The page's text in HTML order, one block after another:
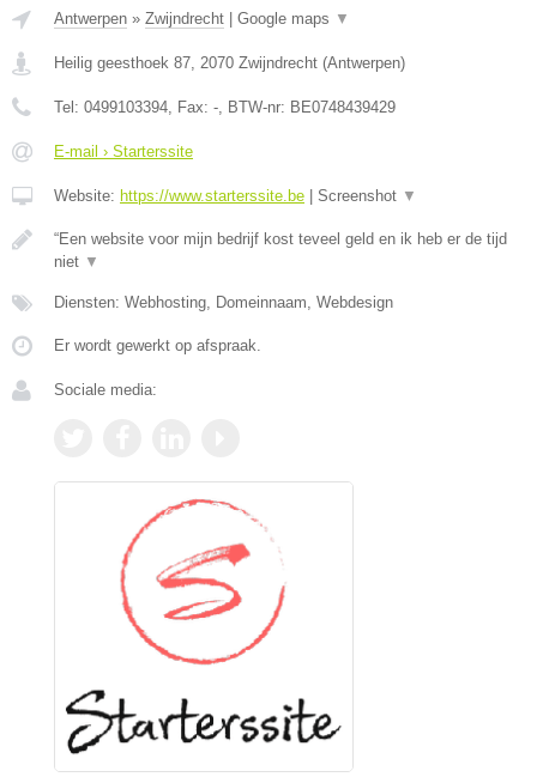
Antwerpen » Zwijndrecht Google maps ▼
Heilig geesthoek 87, 2070 Zwijndrecht (Antwerpen)
Tel: 0499103394, Fax: -, BTW-nr: BE0748439429
E-mail › Starterssite
Website: https://www.starterssite.be Screenshot ▼
“Een website voor mijn bedrijf kost teveel geld en ik heb er de tijd
niet ▼
Diensten: Webhosting, Domeinnaam, Webdesign
Er wordt gewerkt op afspraak.
Sociale media: